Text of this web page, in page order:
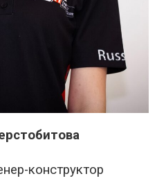
конструктор